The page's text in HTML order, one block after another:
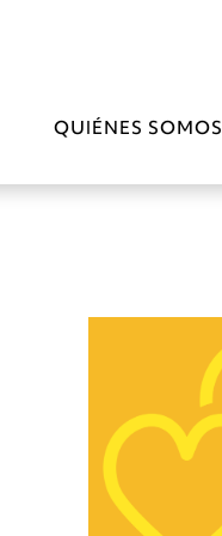
QUIÉNES SOMOS